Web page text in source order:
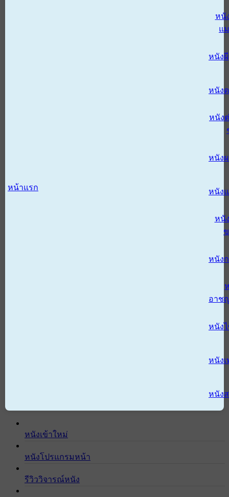
หน้าแรก
หนั
แ
หนังผี
หนัง
หนัง
หนัง
หนัง
หนั
หนัง
อาช
หนัง
หนังเ
หนัง
หนังเข้าใหม่
หนังโปรแกรมหน้า
รีวิววิจารณ์หนัง